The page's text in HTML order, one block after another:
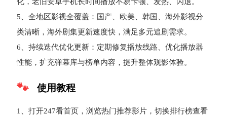
5、全地区影视全覆盖：国产、欧美、韩国、海外影视分
类清晰，海外剧集更新速度快，满足多元追剧需求。
6、持续迭代优化更新：定期修复播放线路、优化播放器
性能，扩充弹幕库与榜单内容，提升整体观影体验。
使用教程
1、打开247看首页，浏览热门推荐影片，切换排行榜查看